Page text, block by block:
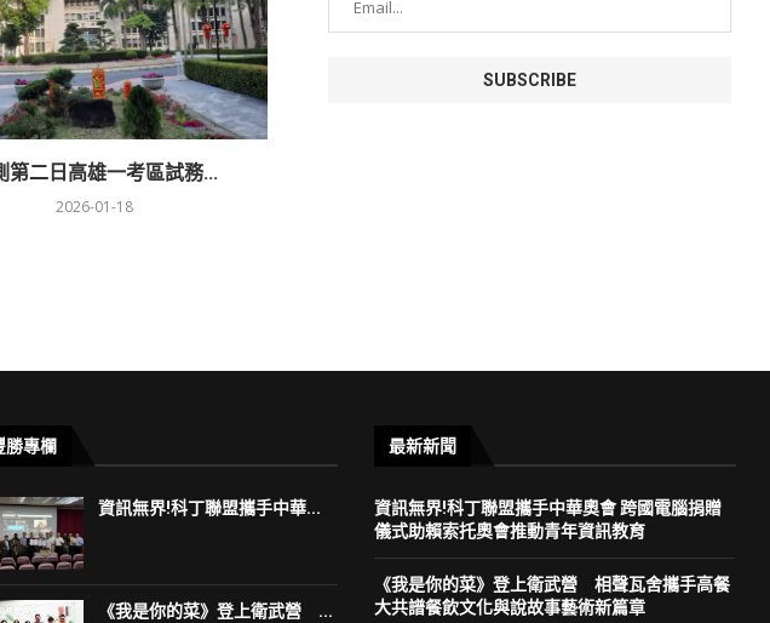
第二日高雄一考區試務...
2026-01-18
勝專欄
資訊無界!科丁聯盟攜手中華...
《我是你的菜》登上衛武營 ...
最新新聞
資訊無界!科丁聯盟攜手中華奧會 跨國電腦捐贈
儀式助賴索托奧會推動青年資訊教育
《我是你的菜》登上衛武營 相聲瓦舍攜手高餐
大共譜餐飲文化與說故事藝術新篇章